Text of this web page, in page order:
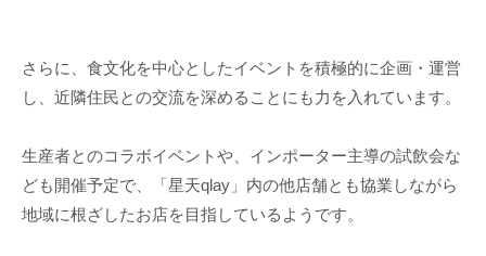
さらに、食文化を中心としたイベントを積極的に企画・運営
し、近隣住民との交流を深めることにも力を入れています。
生産者とのコラボイベントや、インポーター主導の試飲会な
ども開催予定で、「星天qlay」内の他店舗とも協業しながら
地域に根ざしたお店を目指しているようです。